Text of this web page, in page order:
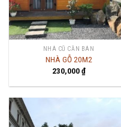
NHÀ CŨ CẦN BÁN
NHÀ GỖ 20M2
230,000₫